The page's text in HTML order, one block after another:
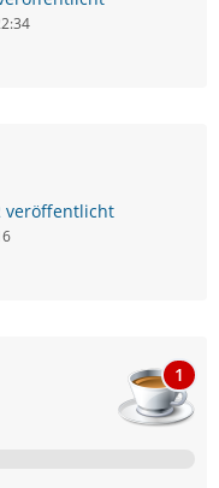
veröffentlicht
1